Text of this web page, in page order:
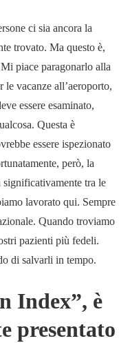
ci sia ancora la
trovato. Ma questo è,
piace paragonarlo alla
le vacanze all’aeroporto,
essere esaminato,
Questa è
essere ispezionato
però, la
significativamente tra le
lavorato qui. Sempre
Quando troviamo
pazienti più fedeli.
di salvarli in tempo.
Index”, è
presentato